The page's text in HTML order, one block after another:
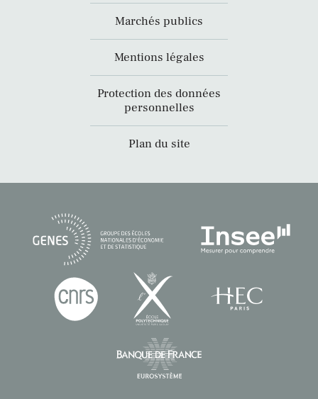
Marchés publics
Mentions légales
Protection des données
personnelles
Plan du site